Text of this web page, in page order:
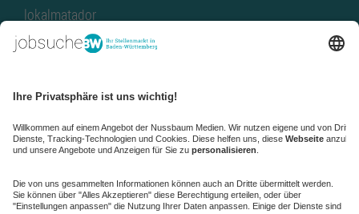
lokalmatador
kaufinBW
NussbaumID
Nussbaum Medien